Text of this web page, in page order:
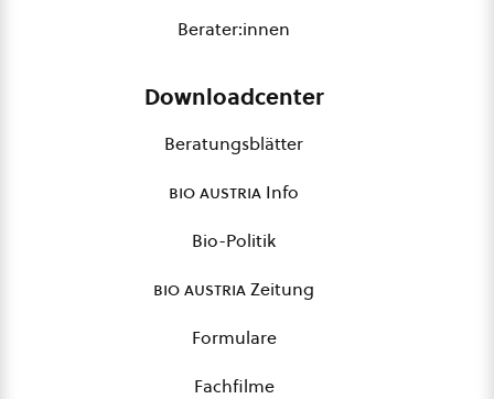
Berater:innen
Downloadcenter
Beratungsblätter
bio austria Info
Bio-Politik
bio austriaZeitung
Formulare
Fachfilme